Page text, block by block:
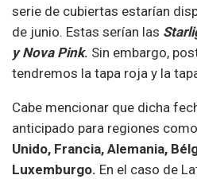
serie de cubiertas estarían
de junio. Estas serían las
y Nova Pink. Sin embargo,
tendremos la tapa roja y la
Cabe mencionar que dicha
anticipado para regiones como
Unido, Francia, Alemania,
Luxemburgo. En el caso de